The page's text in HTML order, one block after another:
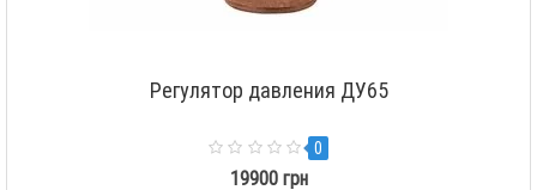
Регулятор давления ДУ65
0
19900 грн